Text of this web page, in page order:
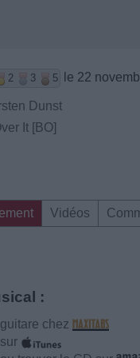
2 3 5 le 22
Dunst
It [BO]
Vidéos
:
chez